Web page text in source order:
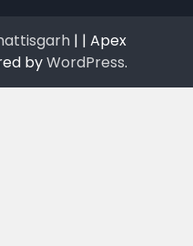
| | Apex
byWordPress.